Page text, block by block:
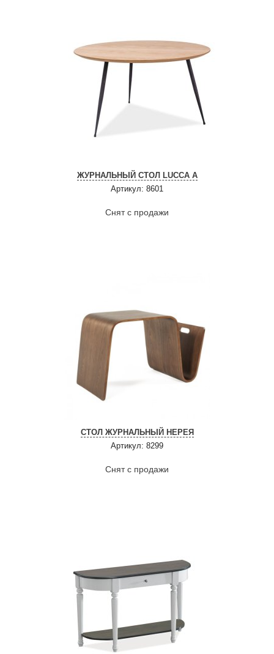
ЖУРНАЛЬНЫЙ СТОЛ LUCCA A
Артикул: 8601
Снят с продажи
СТОЛ ЖУРНАЛЬНЫЙ НЕРЕЯ
Артикул: 8299
Снят с продажи